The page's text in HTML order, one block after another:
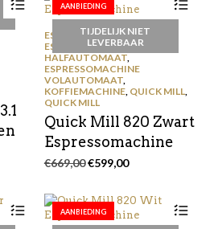
AANBIEDING
TIJDELIJK NIET
LEVERBAAR
ESPRESSOMACHINE,
ESPRESSOMACHINE
HALFAUTOMAAT,
ESPRESSOMACHINE
VOLAUTOMAAT,
KOFFIEMACHINE, QUICK MILL,
QUICK MILL
Quick Mill 820 Zwart
Espressomachine
€669,00Oorspronkelijke
€669,00.
€599,00Huidige
€599,00.
AANBIEDING